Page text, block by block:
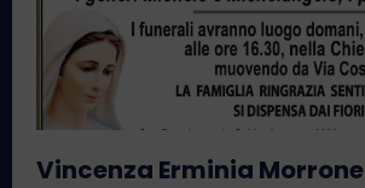
Vincenza Erminia Morrone